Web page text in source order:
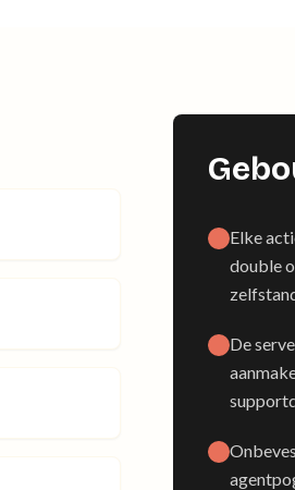
Elke
double
De